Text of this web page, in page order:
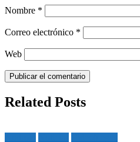
Nombre *
Correo electrónico *
Web
Related Posts